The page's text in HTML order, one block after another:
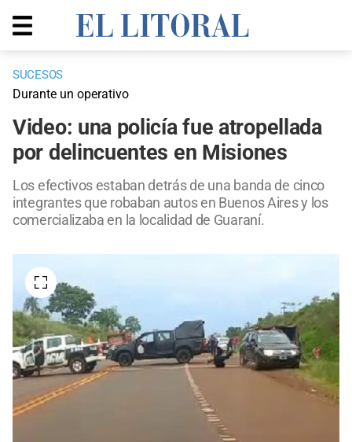
SUCESOS
Durante un operativo
Video: una policía fue atropellada
por delincuentes en Misiones
Los efectivos estaban detrás de una banda de cinco
integrantes que robaban autos en Buenos Aires y los
comercializaba en la localidad de Guaraní.